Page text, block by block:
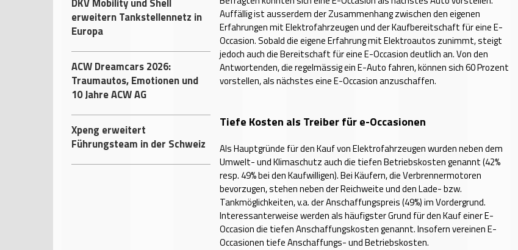
erweitern Tankstellennetz in
Europa
ACW Dreamcars 2026:
Traumautos, Emotionen und
10 Jahre ACW AG
Xpeng erweitert
Führungsteam in der Schweiz
Auffällig ist ausserdem der Zusammenhang zwischen den eigenen
Erfahrungen mit Elektrofahrzeugen und der Kaufbereitschaft für eine E-
Occasion. Sobald die eigene Erfahrung mit Elektroautos zunimmt, steigt
jedoch auch die Bereitschaft für eine E-Occasion deutlich an. Von den
Antwortenden, die regelmässig ein E-Auto fahren, können sich 60 Prozent
vorstellen, als nächstes eine E-Occasion anzuschaffen.
Tiefe Kosten als Treiber für e-Occasionen
Als Hauptgründe für den Kauf von Elektrofahrzeugen wurden neben dem
Umwelt- und Klimaschutz auch die tiefen Betriebskosten genannt (42%
resp. 49% bei den Kaufwilligen). Bei Käufern, die Verbrennermotoren
bevorzugen, stehen neben der Reichweite und den Lade- bzw.
Tankmöglichkeiten, v.a. der Anschaffungspreis (49%) im Vordergrund.
Interessanterweise werden als häufigster Grund für den Kauf einer E-
Occasion die tiefen Anschaffungskosten genannt. Insofern vereinen E-
Occasionen tiefe Anschaffungs- und Betriebskosten.